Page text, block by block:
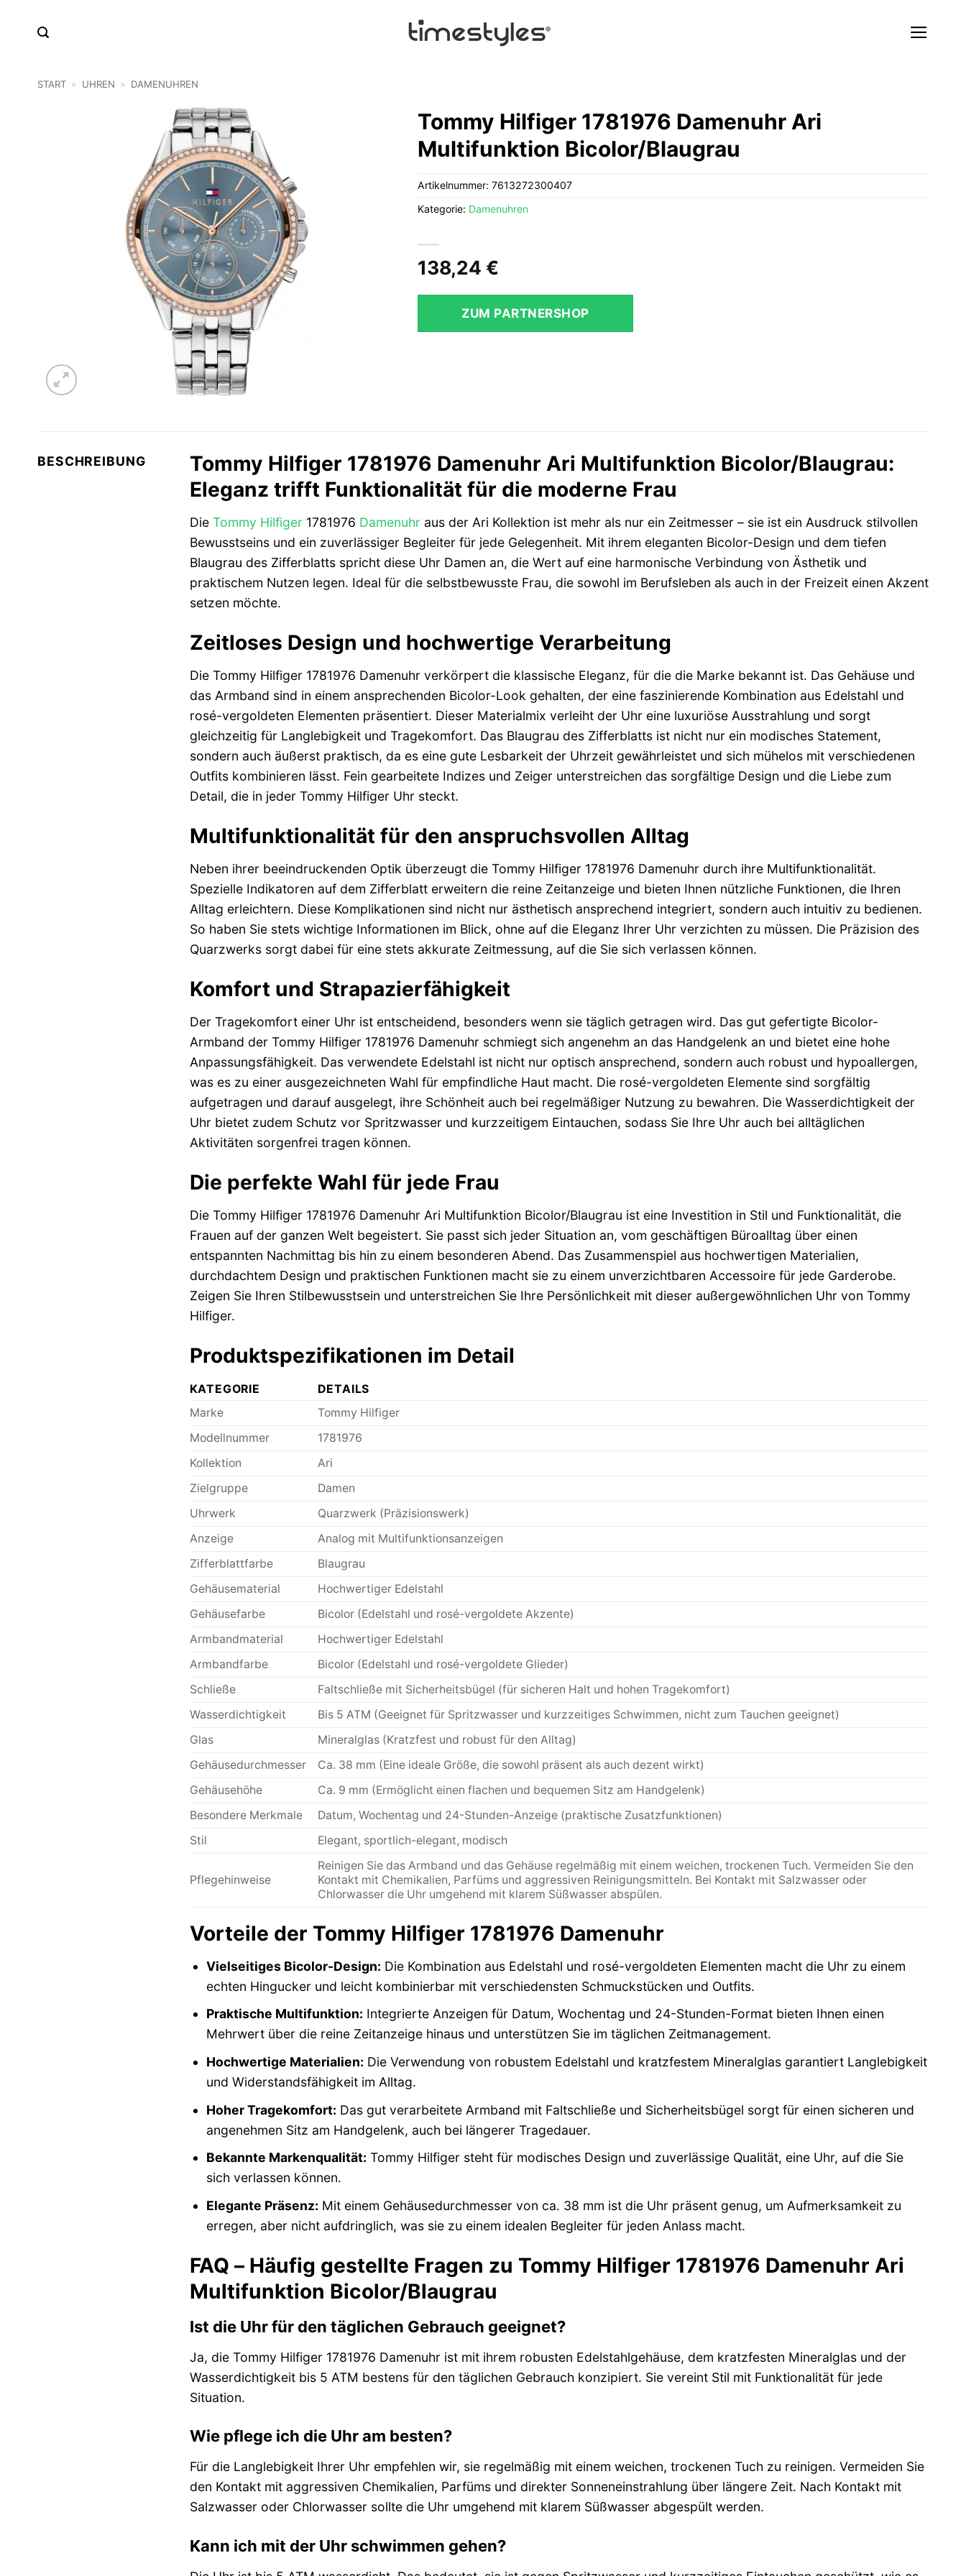
START » UHREN » DAMENUHREN
Tommy Hilfiger 1781976 Damenuhr Ari
Multifunktion Bicolor/Blaugrau
138,24 €
ZUM PARTNERSHOP
Artikelnummer:7613272300407
Kategorie: Damenuhren
BESCHREIBUNG
Tommy Hilfiger 1781976 Damenuhr Ari Multifunktion Bicolor/Blaugrau:
Eleganz trifft Funktionalität für die moderne Frau
Die Tommy Hilfiger1781976 Damenuhraus der Ari Kollektion ist mehr als nur ein Zeitmesser – sie ist ein Ausdruck stilvollen
Bewusstseins und ein zuverlässiger Begleiter für jede Gelegenheit. Mit ihrem eleganten Bicolor-Design und dem tiefen
Blaugrau des Zifferblatts spricht diese Uhr Damen an, die Wert auf eine harmonische Verbindung von Ästhetik und
praktischem Nutzen legen. Ideal für die selbstbewusste Frau, die sowohl im Berufsleben als auch in der Freizeit einen Akzent
setzen möchte.
Zeitloses Design und hochwertige Verarbeitung
Die Tommy Hilfiger 1781976 Damenuhr verkörpert die klassische Eleganz, für die die Marke bekannt ist. Das Gehäuse und
das Armband sind in einem ansprechenden Bicolor-Look gehalten, der eine faszinierende Kombination aus Edelstahl und
rosé-vergoldeten Elementen präsentiert. Dieser Materialmix verleiht der Uhr eine luxuriöse Ausstrahlung und sorgt
gleichzeitig für Langlebigkeit und Tragekomfort. Das Blaugrau des Zifferblatts ist nicht nur ein modisches Statement,
sondern auch äußerst praktisch, da es eine gute Lesbarkeit der Uhrzeit gewährleistet und sich mühelos mit verschiedenen
Outfits kombinieren lässt. Fein gearbeitete Indizes und Zeiger unterstreichen das sorgfältige Design und die Liebe zum
Detail, die in jeder Tommy Hilfiger Uhr steckt.
Multifunktionalität für den anspruchsvollen Alltag
Neben ihrer beeindruckenden Optik überzeugt die Tommy Hilfiger 1781976 Damenuhr durch ihre Multifunktionalität.
Spezielle Indikatoren auf dem Zifferblatt erweitern die reine Zeitanzeige und bieten Ihnen nützliche Funktionen, die Ihren
Alltag erleichtern. Diese Komplikationen sind nicht nur ästhetisch ansprechend integriert, sondern auch intuitiv zu bedienen.
So haben Sie stets wichtige Informationen im Blick, ohne auf die Eleganz Ihrer Uhr verzichten zu müssen. Die Präzision des
Quarzwerks sorgt dabei für eine stets akkurate Zeitmessung, auf die Sie sich verlassen können.
Komfort und Strapazierfähigkeit
Der Tragekomfort einer Uhr ist entscheidend, besonders wenn sie täglich getragen wird. Das gut gefertigte Bicolor-
Armband der Tommy Hilfiger 1781976 Damenuhr schmiegt sich angenehm an das Handgelenk an und bietet eine hohe
Anpassungsfähigkeit. Das verwendete Edelstahl ist nicht nur optisch ansprechend, sondern auch robust und hypoallergen,
was es zu einer ausgezeichneten Wahl für empfindliche Haut macht. Die rosé-vergoldeten Elemente sind sorgfältig
aufgetragen und darauf ausgelegt, ihre Schönheit auch bei regelmäßiger Nutzung zu bewahren. Die Wasserdichtigkeit der
Uhr bietet zudem Schutz vor Spritzwasser und kurzzeitigem Eintauchen, sodass Sie Ihre Uhr auch bei alltäglichen
Aktivitäten sorgenfrei tragen können.
Die perfekte Wahl für jede Frau
Die Tommy Hilfiger 1781976 Damenuhr Ari Multifunktion Bicolor/Blaugrau ist eine Investition in Stil und Funktionalität, die
Frauen auf der ganzen Welt begeistert. Sie passt sich jeder Situation an, vom geschäftigen Büroalltag über einen
entspannten Nachmittag bis hin zu einem besonderen Abend. Das Zusammenspiel aus hochwertigen Materialien,
durchdachtem Design und praktischen Funktionen macht sie zu einem unverzichtbaren Accessoire für jede Garderobe.
Zeigen Sie Ihren Stilbewusstsein und unterstreichen Sie Ihre Persönlichkeit mit dieser außergewöhnlichen Uhr von Tommy
Hilfiger.
Produktspezifikationen im Detail
KATEGORIE
DETAILS
Marke
Tommy Hilfiger
Modellnummer
1781976
Kollektion
Ari
Zielgruppe
Damen
Uhrwerk
Quarzwerk (Präzisionswerk)
Anzeige
Analog mit Multifunktionsanzeigen
Zifferblattfarbe
Blaugrau
Gehäusematerial
Hochwertiger Edelstahl
Gehäusefarbe
Bicolor (Edelstahl und rosé-vergoldete Akzente)
Armbandmaterial
Hochwertiger Edelstahl
Armbandfarbe
Bicolor (Edelstahl und rosé-vergoldete Glieder)
Schließe
Faltschließe mit Sicherheitsbügel (für sicheren Halt und hohen Tragekomfort)
Wasserdichtigkeit
Bis 5 ATM (Geeignet für Spritzwasser und kurzzeitiges Schwimmen, nicht zum Tauchen geeignet)
Glas
Mineralglas (Kratzfest und robust für den Alltag)
Gehäusedurchmesser
Ca. 38 mm (Eine ideale Größe, die sowohl präsent als auch dezent wirkt)
Gehäusehöhe
Ca. 9 mm (Ermöglicht einen flachen und bequemen Sitz am Handgelenk)
Besondere Merkmale
Datum, Wochentag und 24-Stunden-Anzeige (praktische Zusatzfunktionen)
Stil
Elegant, sportlich-elegant, modisch
Pflegehinweise
Reinigen Sie das Armband und das Gehäuse regelmäßig mit einem weichen, trockenen Tuch. Vermeiden Sie den
Kontakt mit Chemikalien, Parfüms und aggressiven Reinigungsmitteln. Bei Kontakt mit Salzwasser oder
Chlorwasser die Uhr umgehend mit klarem Süßwasser abspülen.
Vorteile der Tommy Hilfiger 1781976 Damenuhr
Vielseitiges Bicolor-Design: Die Kombination aus Edelstahl und rosé-vergoldeten Elementen macht die Uhr zu einem
echten Hingucker und leicht kombinierbar mit verschiedensten Schmuckstücken und Outfits.
Praktische Multifunktion: Integrierte Anzeigen für Datum, Wochentag und 24-Stunden-Format bieten Ihnen einen
Mehrwert über die reine Zeitanzeige hinaus und unterstützen Sie im täglichen Zeitmanagement.
Hochwertige Materialien: Die Verwendung von robustem Edelstahl und kratzfestem Mineralglas garantiert Langlebigkeit
und Widerstandsfähigkeit im Alltag.
Hoher Tragekomfort: Das gut verarbeitete Armband mit Faltschließe und Sicherheitsbügel sorgt für einen sicheren und
angenehmen Sitz am Handgelenk, auch bei längerer Tragedauer.
Bekannte Markenqualität: Tommy Hilfiger steht für modisches Design und zuverlässige Qualität, eine Uhr, auf die Sie
sich verlassen können.
Elegante Präsenz: Mit einem Gehäusedurchmesser von ca. 38 mm ist die Uhr präsent genug, um Aufmerksamkeit zu
erregen, aber nicht aufdringlich, was sie zu einem idealen Begleiter für jeden Anlass macht.
FAQ – Häufig gestellte Fragen zu Tommy Hilfiger 1781976 Damenuhr Ari
Multifunktion Bicolor/Blaugrau
Ist die Uhr für den täglichen Gebrauch geeignet?
Ja, die Tommy Hilfiger 1781976 Damenuhr ist mit ihrem robusten Edelstahlgehäuse, dem kratzfesten Mineralglas und der
Wasserdichtigkeit bis 5 ATM bestens für den täglichen Gebrauch konzipiert. Sie vereint Stil mit Funktionalität für jede
Situation.
Wie pflege ich die Uhr am besten?
Für die Langlebigkeit Ihrer Uhr empfehlen wir, sie regelmäßig mit einem weichen, trockenen Tuch zu reinigen. Vermeiden Sie
den Kontakt mit aggressiven Chemikalien, Parfüms und direkter Sonneneinstrahlung über längere Zeit. Nach Kontakt mit
Salzwasser oder Chlorwasser sollte die Uhr umgehend mit klarem Süßwasser abgespült werden.
Kann ich mit der Uhr schwimmen gehen?